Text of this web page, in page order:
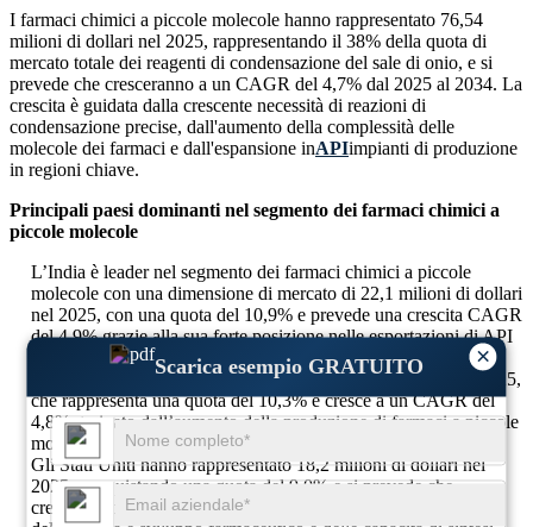
×
Scarica esempio GRATUITO
I farmaci chimici a piccole molecole hanno rappresentato 76,54
milioni di dollari nel 2025, rappresentando il 38% della quota di
mercato totale dei reagenti di condensazione del sale di onio, e si
prevede che cresceranno a un CAGR del 4,7% dal 2025 al 2034. La
crescita è guidata dalla crescente necessità di reazioni di
condensazione precise, dall'aumento della complessità delle
molecole dei farmaci e dall'espansione inAPIimpianti di produzione
in regioni chiave.
Principali paesi dominanti nel segmento dei farmaci chimici a
piccole molecole
L’India è leader nel segmento dei farmaci chimici a piccole
molecole con una dimensione di mercato di 22,1 milioni di dollari
nel 2025, con una quota del 10,9% e prevede una crescita CAGR
del 4,9% grazie alla sua forte posizione nelle esportazioni di API
e nella produzione chimica economicamente vantaggiosa.
Segue la Cina, con un mercato di 20,8 milioni di dollari nel 2025,
che rappresenta una quota del 10,3% e cresce a un CAGR del
4,8%, trainato dall’aumento della produzione di farmaci a piccole
molecole e dall’espansione della capacità farmaceutica.
Gli Stati Uniti hanno rappresentato 18,2 milioni di dollari nel
2025, conquistando una quota del 9,0% e si prevede che
cresceranno a un CAGR del 4,5% grazie alla crescita costante